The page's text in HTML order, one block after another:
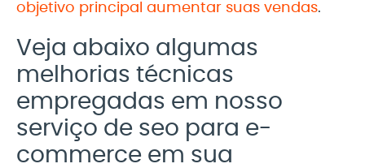
objetivo principal aumentar suas vendas.
Veja abaixo algumas
melhorias técnicas
empregadas em nosso
serviço de seo para e-
commerce em sua